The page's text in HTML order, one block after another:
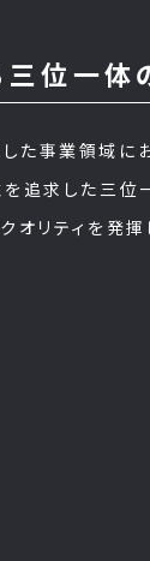
三位一体
た事業領域に
追求した三位
リティを発揮